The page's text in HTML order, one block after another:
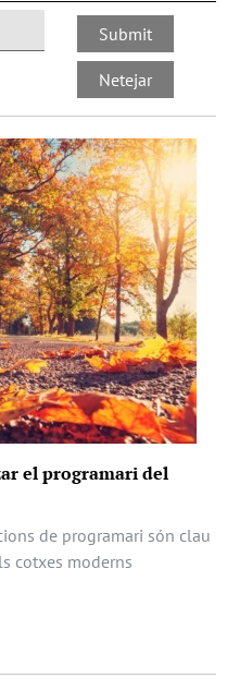
el programari del
de programari són clau
cotxes moderns